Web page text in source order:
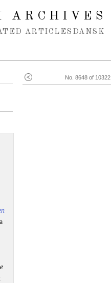
ARCHIVES
ARTICLES DANSK
No. 8648 of 10322